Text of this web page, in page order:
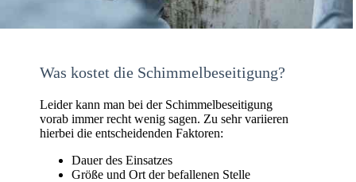
Was kostet die Schimmelbeseitigung?
Leider kann man bei der Schimmelbeseitigung
vorab immer recht wenig sagen. Zu sehr variieren
hierbei die entscheidenden Faktoren:
Dauer des Einsatzes
Größe und Ort der befallenen Stelle